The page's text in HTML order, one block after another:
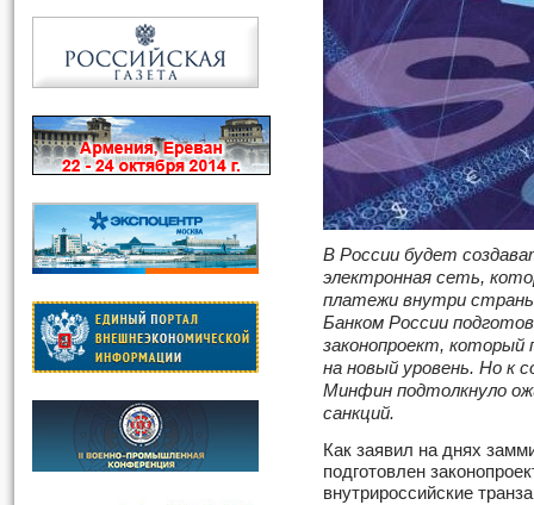
В России будет
электронная сеть,
платежи внутри
Банком России
законопроект,
на новый уровень. Но к
Минфин подтолкнуло
санкций.
Как заявил на днях
подготовлен
внутрироссийские